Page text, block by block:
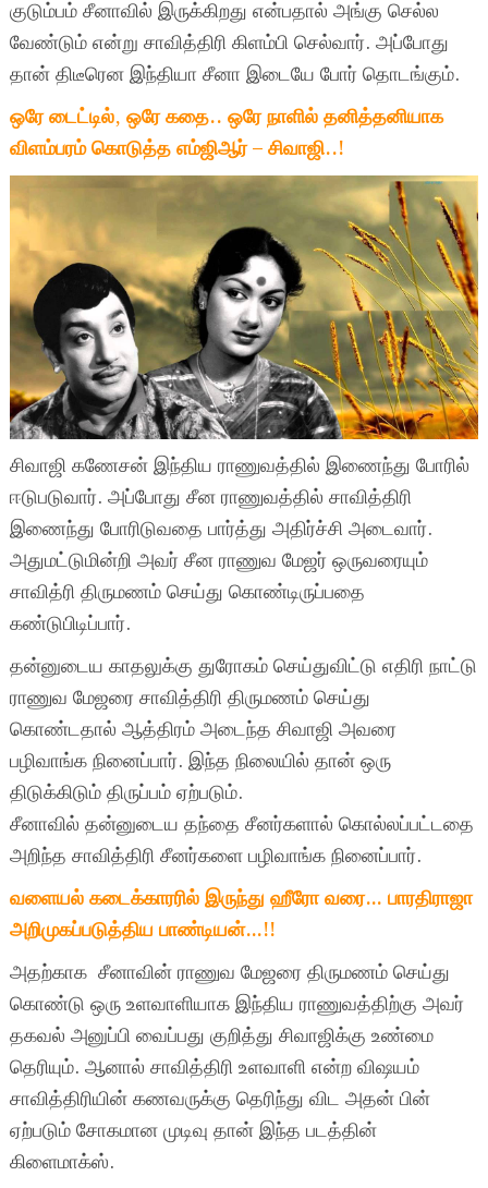
குடும்பம் சீனாவில் இருக்கிறது என்பதால் அங்கு செல்ல
வேண்டும் என்று சாவித்திரி கிளம்பி செல்வார். அப்போது
தான் திடீரென இந்தியா சீனா இடையே போர் தொடங்கும்.
ஒரே டைட்டில், ஒரே கதை.. ஒரே நாளில் தனித்தனியாக
விளம்பரம் கொடுத்த எம்ஜிஆர் – சிவாஜி..!
சிவாஜி கணேசன் இந்திய ராணுவத்தில் இணைந்து போரில்
ஈடுபடுவார். அப்போது சீன ராணுவத்தில் சாவித்திரி
இணைந்து போரிடுவதை பார்த்து அதிர்ச்சி அடைவார்.
அதுமட்டுமின்றி அவர் சீன ராணுவ மேஜர் ஒருவரையும்
சாவித்ரி திருமணம் செய்து கொண்டிருப்பதை
கண்டுபிடிப்பார்.
தன்னுடைய காதலுக்கு துரோகம் செய்துவிட்டு எதிரி நாட்டு
ராணுவ மேஜரை சாவித்திரி திருமணம் செய்து
கொண்டதால் ஆத்திரம் அடைந்த சிவாஜி அவரை
பழிவாங்க நினைப்பார். இந்த நிலையில் தான் ஒரு
திடுக்கிடும் திருப்பம் ஏற்படும்.
சீனாவில் தன்னுடைய தந்தை சீனர்களால் கொல்லப்பட்டதை
அறிந்த சாவித்திரி சீனர்களை பழிவாங்க நினைப்பார்.
வளையல் கடைக்காரரில் இருந்து ஹீரோ வரை… பாரதிராஜா
அறிமுகப்படுத்திய பாண்டியன்…!!
அதற்காக சீனாவின் ராணுவ மேஜரை திருமணம் செய்து
கொண்டு ஒரு உளவாளியாக இந்திய ராணுவத்திற்கு அவர்
தகவல் அனுப்பி வைப்பது குறித்து சிவாஜிக்கு உண்மை
தெரியும். ஆனால் சாவித்திரி உளவாளி என்ற விஷயம்
சாவித்திரியின் கணவருக்கு தெரிந்து விட அதன் பின்
ஏற்படும் சோகமான முடிவு தான் இந்த படத்தின்
கிளைமாக்ஸ்.